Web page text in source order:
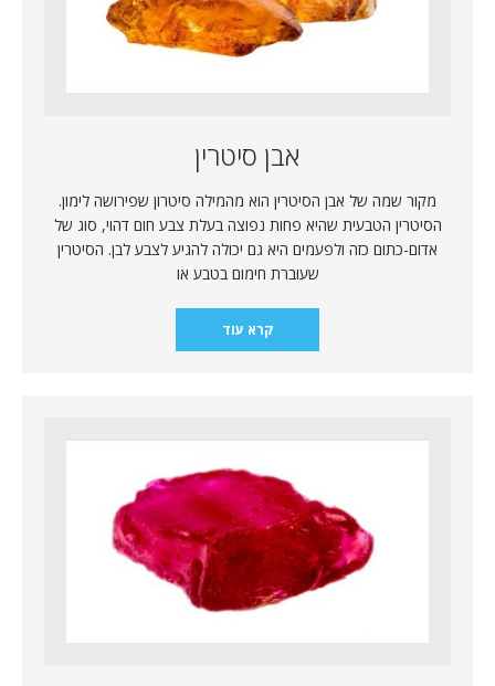
אבן סיטרין
מקור שמה של אבן הסיטרין הוא מהמילה סיטרון שפירושה לימון.
הסיטרין הטבעית שהיא פחות נפוצה בעלת צבע חום דהוי, סוג של
אדום-כתום כזה ולפעמים היא גם יכולה להגיע לצבע לבן. הסיטרין
שעוברת חימום בטבע או
קרא עוד